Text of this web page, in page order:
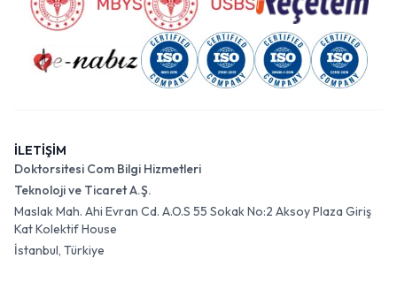
İLETİŞİM
Doktorsitesi Com Bilgi Hizmetleri
Teknoloji ve Ticaret A.Ş.
Maslak Mah. Ahi Evran Cd. A.O.S 55 Sokak No:2 Aksoy Plaza Giriş
Kat Kolektif House
İstanbul, Türkiye